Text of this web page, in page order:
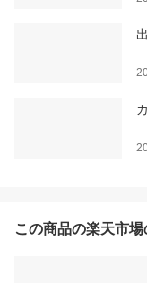
この商品の楽天市